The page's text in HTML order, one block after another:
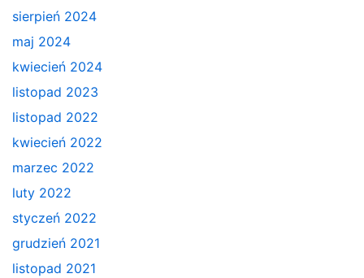
sierpień 2024
maj 2024
kwiecień 2024
listopad 2023
listopad 2022
kwiecień 2022
marzec 2022
luty 2022
styczeń 2022
grudzień 2021
listopad 2021